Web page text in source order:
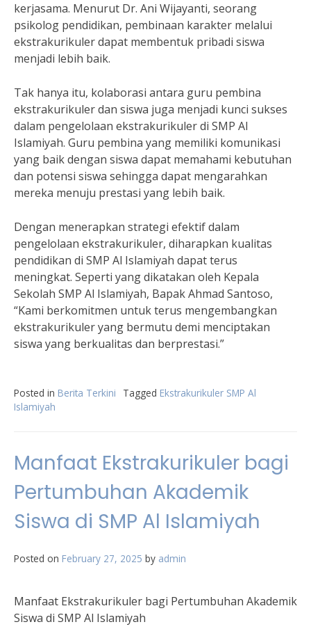
kerjasama. Menurut Dr. Ani Wijayanti, seorang
psikolog pendidikan, pembinaan karakter melalui
ekstrakurikuler dapat membentuk pribadi siswa
menjadi lebih baik.
Tak hanya itu, kolaborasi antara guru pembina
ekstrakurikuler dan siswa juga menjadi kunci sukses
dalam pengelolaan ekstrakurikuler di SMP Al
Islamiyah. Guru pembina yang memiliki komunikasi
yang baik dengan siswa dapat memahami kebutuhan
dan potensi siswa sehingga dapat mengarahkan
mereka menuju prestasi yang lebih baik.
Dengan menerapkan strategi efektif dalam
pengelolaan ekstrakurikuler, diharapkan kualitas
pendidikan di SMP Al Islamiyah dapat terus
meningkat. Seperti yang dikatakan oleh Kepala
Sekolah SMP Al Islamiyah, Bapak Ahmad Santoso,
“Kami berkomitmen untuk terus mengembangkan
ekstrakurikuler yang bermutu demi menciptakan
siswa yang berkualitas dan berprestasi.”
Posted in Berita Terkini Tagged Ekstrakurikuler SMP Al
Islamiyah
Manfaat Ekstrakurikuler bagi
Pertumbuhan Akademik
Siswa di SMP Al Islamiyah
Posted on February 27, 2025 by admin
Manfaat Ekstrakurikuler bagi Pertumbuhan Akademik
Siswa di SMP Al Islamiyah